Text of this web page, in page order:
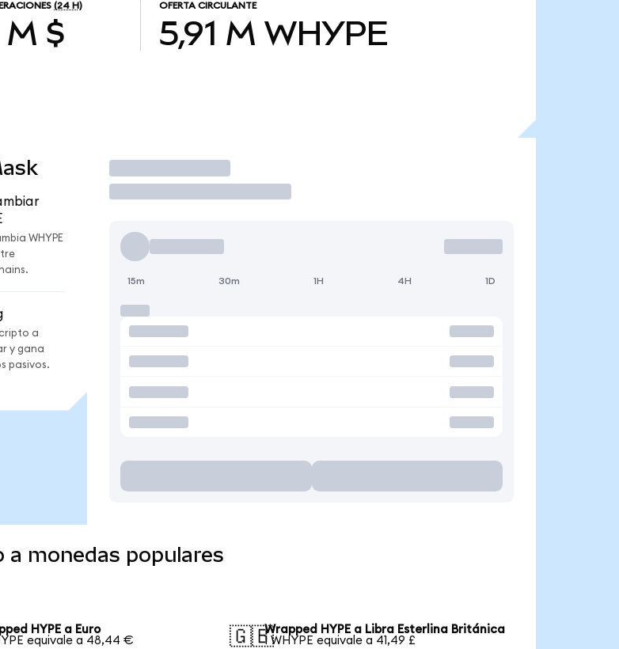
(24 H)
M $
OFERTA CIRCULANTE
5,91 M WHYPE
WHYPE
a
y gana
pasivos.
Operar
15m 30m 1H 4H 1D
a monedas populares
HYPE a Euro
equivale a 48,44 €
🇬🇧Wrapped HYPE a Libra Esterlina Británica
1 WHYPE equivale a 41,49 £